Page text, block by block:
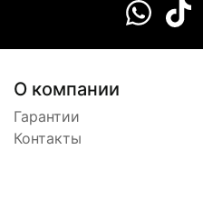
О компании
Гарантии
Контакты